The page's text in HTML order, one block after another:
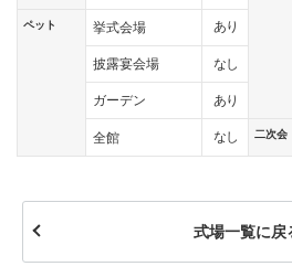
ペット 挙式会場 あり
披露宴会場 なし
ガーデン あり
全館 なし 二次会
式場一覧に戻